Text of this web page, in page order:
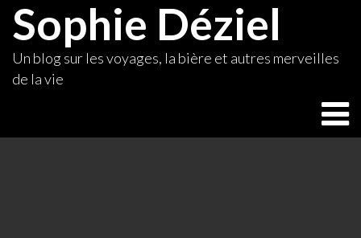
SkipSophie Déziel
Un blog sur les voyages, la bière et autres merveilles
de la vie